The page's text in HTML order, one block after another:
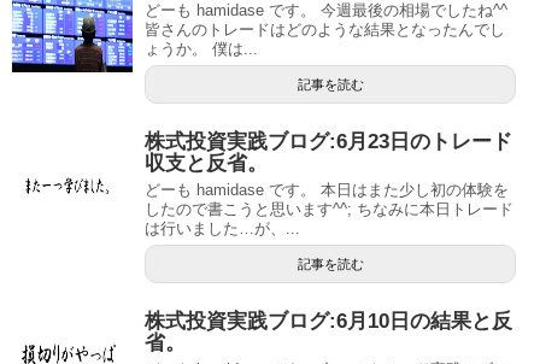
どーも hamidase です。 今週最後の相場でしたね^^
皆さんのトレードはどのような結果となったんでし
ょうか。 僕は...
記事を読む
株式投資実践ブログ:6月23日のトレード
収支と反省。
どーも hamidase です。 本日はまた少し初の体験を
したので書こうと思います^^; ちなみに本日トレード
は行いました…が、...
記事を読む
株式投資実践ブログ:6月10日の結果と反
省。